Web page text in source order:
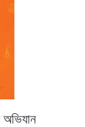
অভিযান